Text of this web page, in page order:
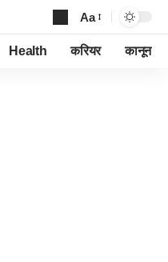
Font
Resizer
Aa
Health करियर कानून